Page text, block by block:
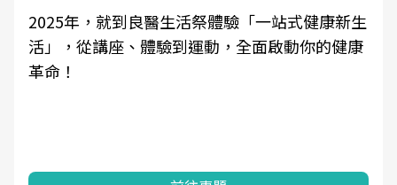
2025年，就到良醫生活祭體驗「一站式健康新生
活」，從講座、體驗到運動，全面啟動你的健康
革命！